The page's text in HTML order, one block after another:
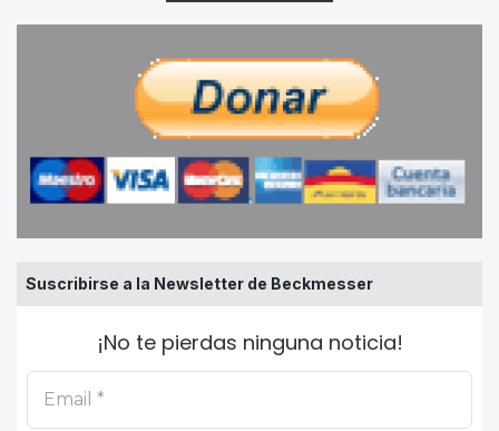
Suscribirse a la Newsletter de Beckmesser
¡No te pierdas ninguna noticia!